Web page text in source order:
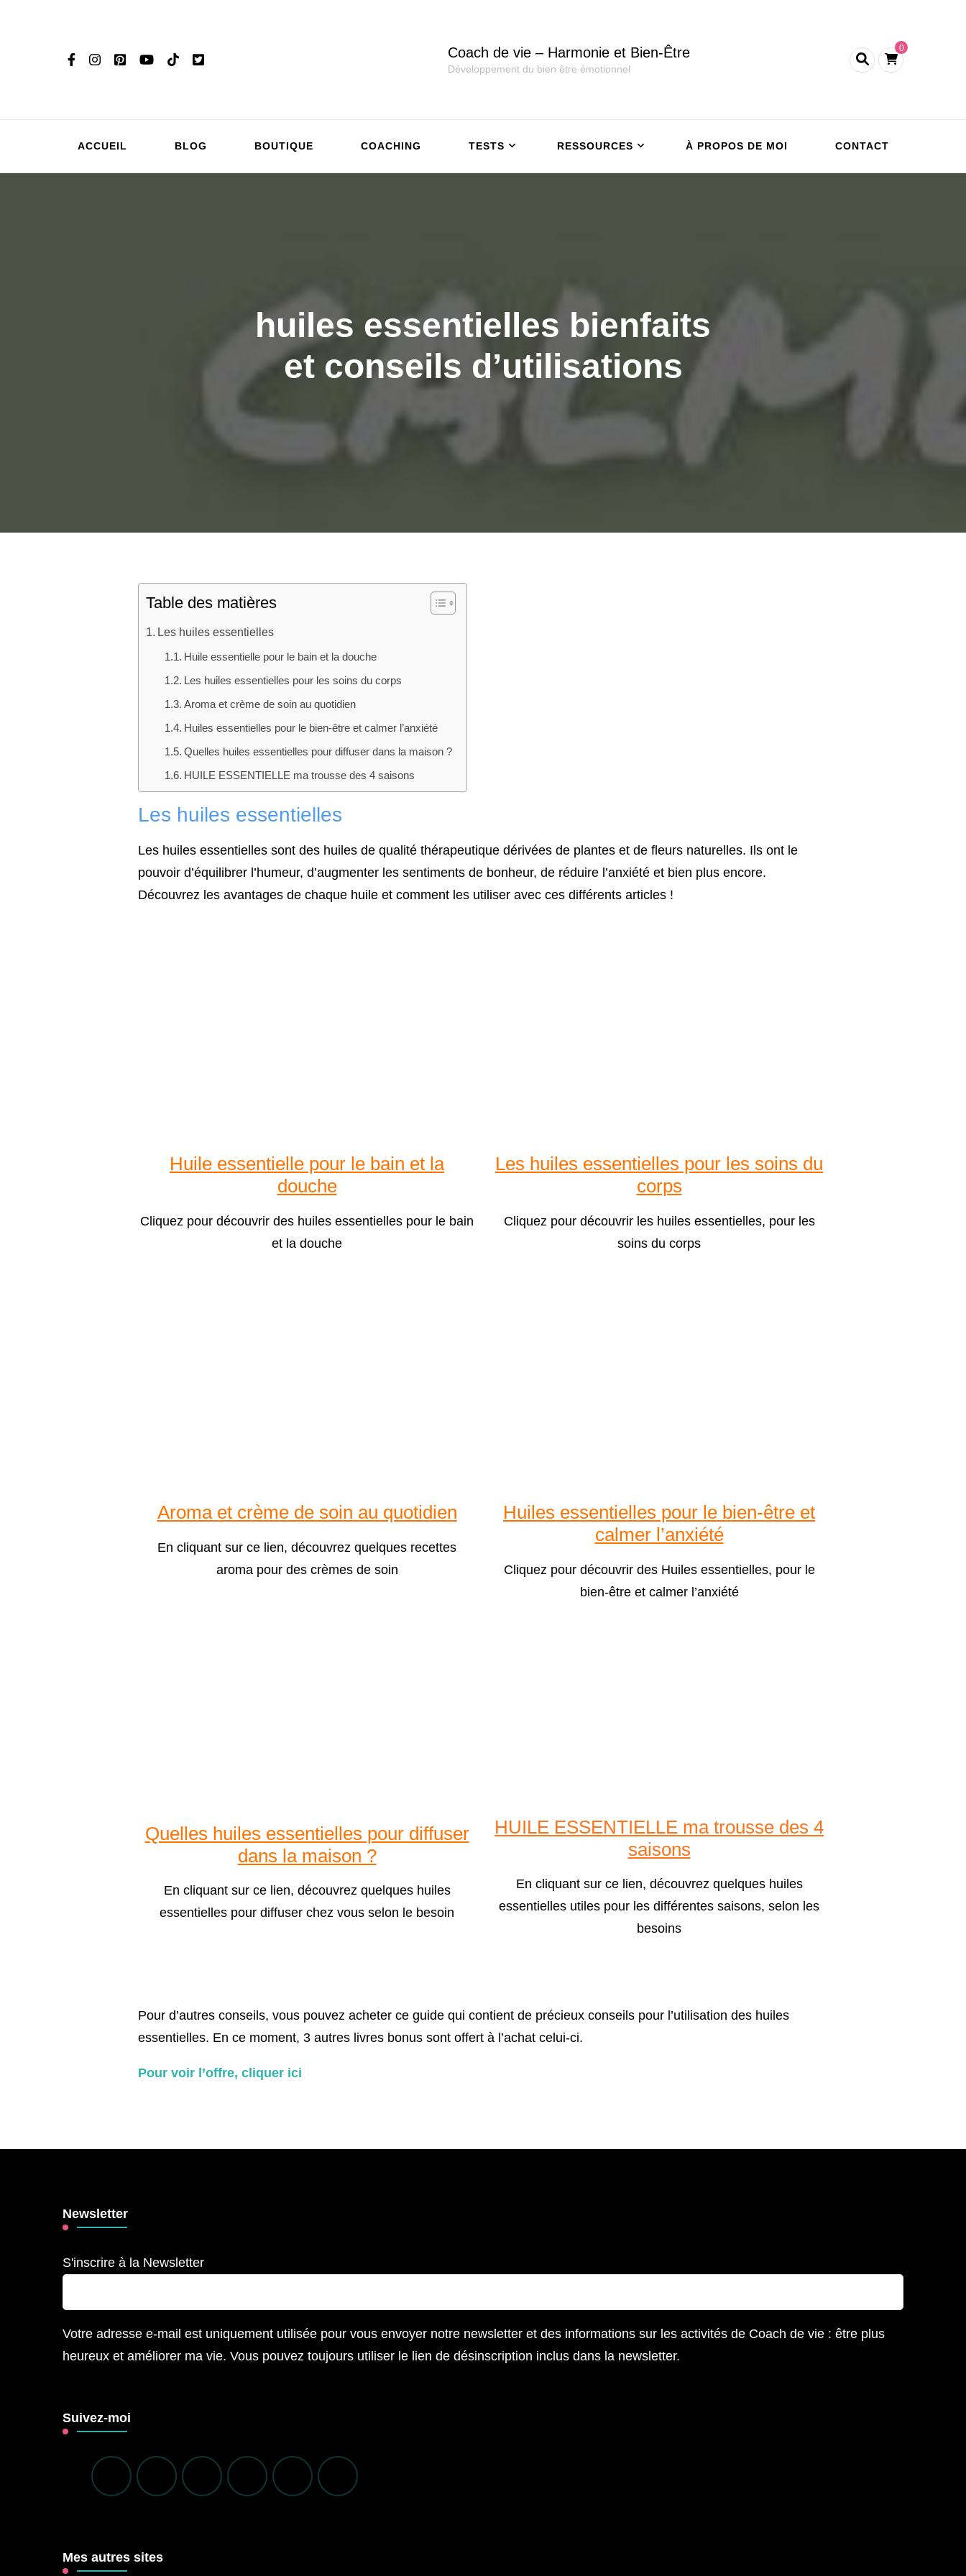
Coach de vie – Harmonie et Bien-Être
Développement du bien être émotionnel
0
ACCUEIL BLOG BOUTIQUE COACHING TESTS RESSOURCES À PROPOS DE MOI CONTACT
huiles essentielles bienfaits
et conseils d’utilisations
Table des matières
Les huiles essentielles
Huile essentielle pour le bain et la douche
Les huiles essentielles pour les soins du corps
Aroma et crème de soin au quotidien
Huiles essentielles pour le bien-être et calmer l’anxiété
Quelles huiles essentielles pour diffuser dans la maison ?
HUILE ESSENTIELLE ma trousse des 4 saisons
Les huiles essentielles
Les huiles essentielles sont des huiles de qualité thérapeutique dérivées de plantes et de fleurs naturelles. Ils ont le
pouvoir d’équilibrer l’humeur, d’augmenter les sentiments de bonheur, de réduire l’anxiété et bien plus encore.
Découvrez les avantages de chaque huile et comment les utiliser avec ces différents articles !
Huile essentielle pour le bain et la
douche
Cliquez pour découvrir des huiles essentielles pour le bain
et la douche
Les huiles essentielles pour les soins du
corps
Cliquez pour découvrir les huiles essentielles, pour les
soins du corps
Aroma et crème de soin au quotidien
En cliquant sur ce lien, découvrez quelques recettes
aroma pour des crèmes de soin
Huiles essentielles pour le bien-être et
calmer l’anxiété
Cliquez pour découvrir des Huiles essentielles, pour le
bien-être et calmer l’anxiété
Quelles huiles essentielles pour diffuser
dans la maison ?
En cliquant sur ce lien, découvrez quelques huiles
essentielles pour diffuser chez vous selon le besoin
HUILE ESSENTIELLE ma trousse des 4
saisons
En cliquant sur ce lien, découvrez quelques huiles
essentielles utiles pour les différentes saisons, selon les
besoins
Pour d’autres conseils, vous pouvez acheter ce guide qui contient de précieux conseils pour l’utilisation des huiles
essentielles. En ce moment, 3 autres livres bonus sont offert à l’achat celui-ci.
Pour voir l’offre, cliquer ici
Newsletter
S'inscrire à la Newsletter
Votre adresse e-mail est uniquement utilisée pour vous envoyer notre newsletter et des informations sur les activités de Coach de vie : être plus
heureux et améliorer ma vie. Vous pouvez toujours utiliser le lien de désinscription inclus dans la newsletter.
Suivez-moi
Mes autres sites